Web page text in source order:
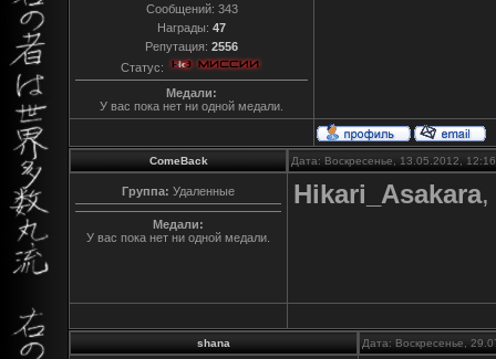
Сообщений: 343
Награды: 47
Репутация: 2556
Статус:
Медали:
У вас пока нет ни одной медали.
ComeBack Дата: Воскресенье, 13.05.2012,
Группа: Удаленные
Медали:
У вас пока нет ни одной медали.
Hikari_Asakara,
shana Дата: Воскресенье,